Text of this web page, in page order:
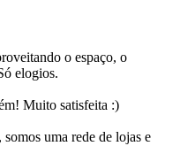
o espaço, o
elogios.
Muito satisfeita :)
uma rede de lojas e